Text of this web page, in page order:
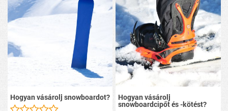
Hogyan vásárolj snowboardot? Hogyan vásárolj
snowboardcipőt és -kötést?